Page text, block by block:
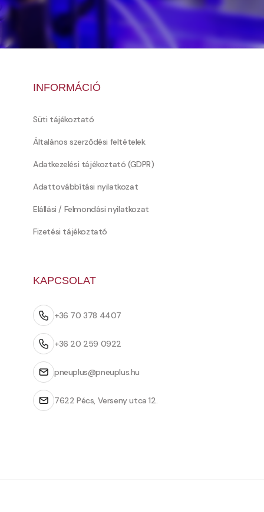
INFORMÁCIÓ
Süti tájékoztató
Általános szerződési feltételek
Adatkezelési tájékoztató (GDPR)
Adattovábbítási nyilatkozat
Elállási / Felmondási nyilatkozat
Fizetési tájékoztató
KAPCSOLAT
+36 70 378 4407
+36 20 259 0922
pneuplus@pneuplus.hu
7622 Pécs, Verseny utca 12.